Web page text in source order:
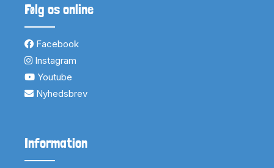
Følg os online
Facebook
Instagram
Youtube
Nyhedsbrev
Information